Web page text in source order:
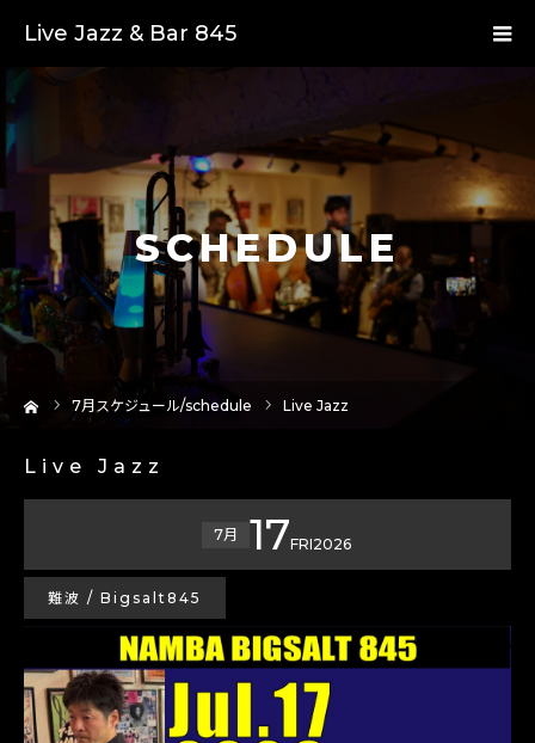
Live Jazz & Bar 845
SCHEDULE
7月スケジュール/schedule Live Jazz
Live Jazz
7月 17FRI2026
難波 / Bigsalt845